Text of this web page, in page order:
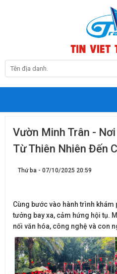
Vườn Minh Trân -
Từ Thiên Nhiên Đến
Thứ ba - 07/10/2025 20:59
Cùng bước vào hành trình khám
tưởng bay xa, cảm hứng hội tụ.
nối văn hóa, công nghệ và con